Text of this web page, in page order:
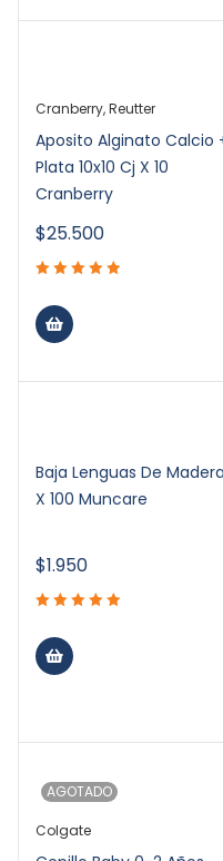
Cranberry,Reutter
Aposito Alginato Calcio
Plata 10x10 Cj X 10
Cranberry
$25.500
Baja Lenguas De Madera
X 100 Muncare
$1.950
AGOTADO
Colgate